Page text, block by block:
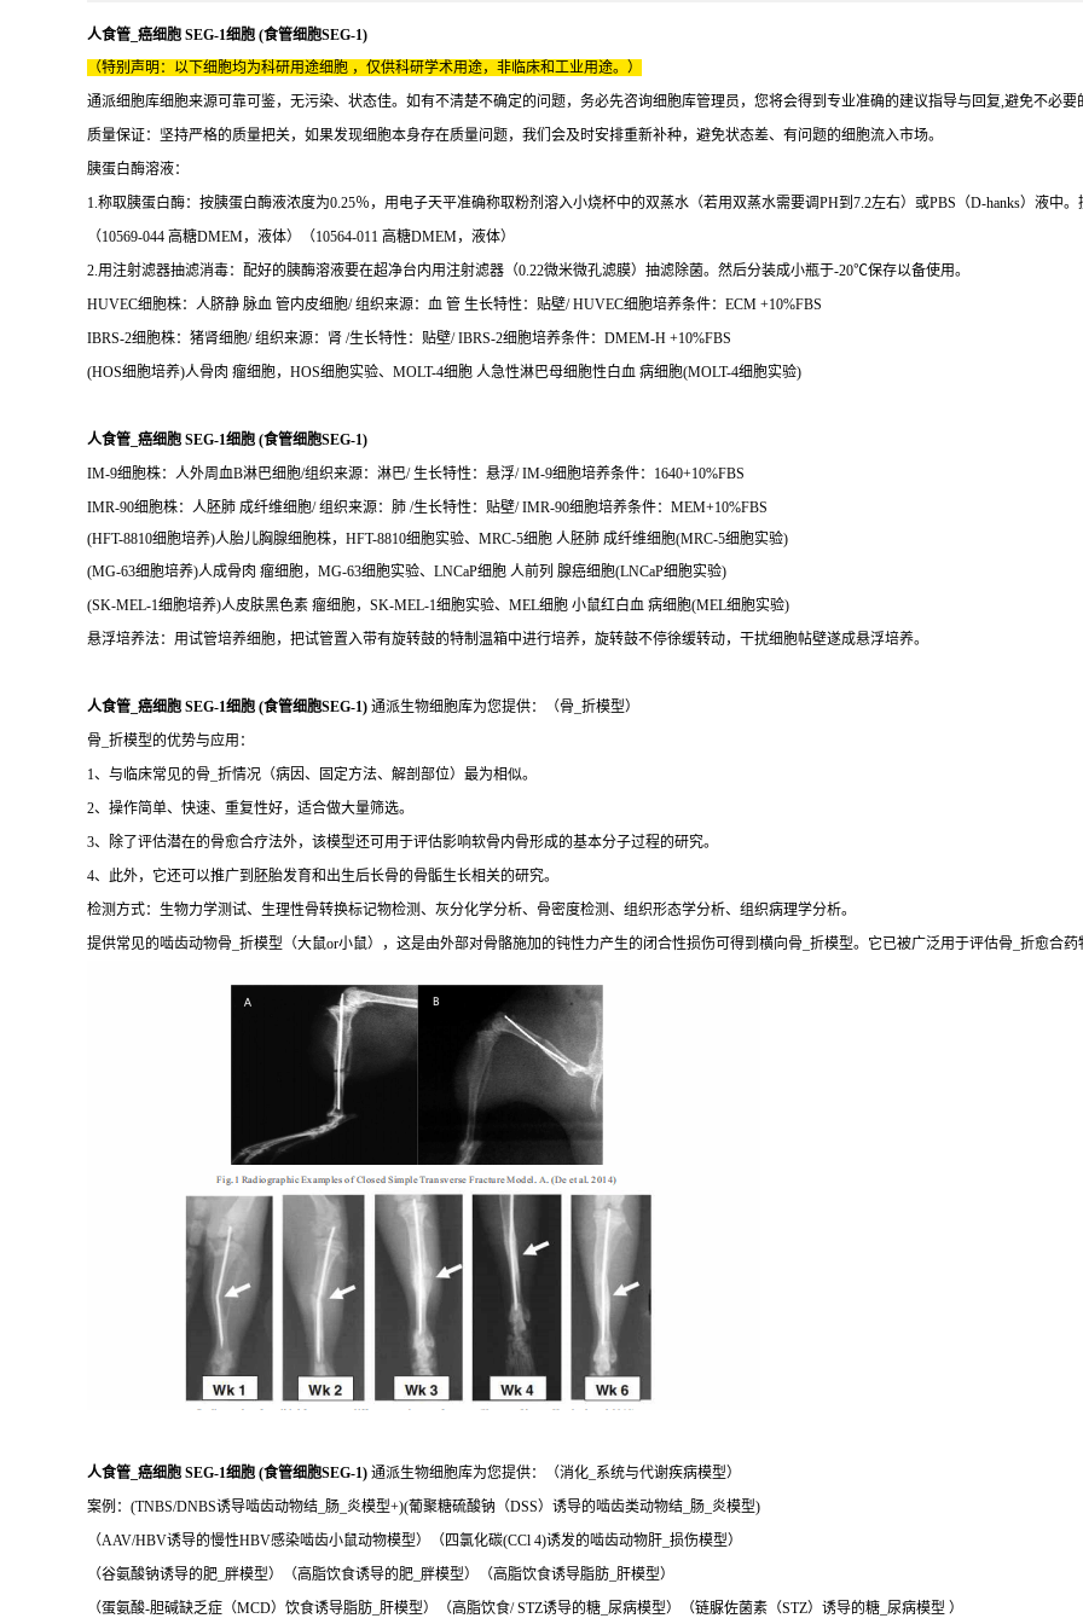
人食管_癌细胞 SEG-1细胞 (食管细胞SEG-1)
（特别声明：以下细胞均为科研用途细胞 ，仅供科研学术用途，非临床和工业用途。）
通派细胞库细胞来源可靠可鉴，无污染、状态佳。如有不清楚不确定的问题，务必先咨询细胞库管理员，您将会得到专业准确的建议指导与回复,避免不必要
质量保证：坚持严格的质量把关，如果发现细胞本身存在质量问题，我们会及时安排重新补种，避免状态差、有问题的细胞流入市场。
胰蛋白酶溶液：
1.称取胰蛋白酶：按胰蛋白酶液浓度为0.25％，用电子天平准确称取粉剂溶入小烧杯中的双蒸水（若用双蒸水需要调PH到7.2左右）或PBS（D-hanks）液中
（10569-044 高糖DMEM，液体）（10564-011 高糖DMEM，液体）
2.用注射滤器抽滤消毒：配好的胰酶溶液要在超净台内用注射滤器（0.22微米微孔滤膜）抽滤除菌。然后分装成小瓶于-20℃保存以备使用。
HUVEC细胞株：人脐静 脉血 管内皮细胞/ 组织来源：血 管 生长特性：贴壁/ HUVEC细胞培养条件：ECM +10%FBS
IBRS-2细胞株：猪肾细胞/ 组织来源：肾 /生长特性：贴壁/ IBRS-2细胞培养条件：DMEM-H +10%FBS
(HOS细胞培养)人骨肉 瘤细胞，HOS细胞实验、MOLT-4细胞 人急性淋巴母细胞性白血 病细胞(MOLT-4细胞实验)
人食管_癌细胞 SEG-1细胞 (食管细胞SEG-1)
IM-9细胞株：人外周血B淋巴细胞/组织来源：淋巴/ 生长特性：悬浮/ IM-9细胞培养条件：1640+10%FBS
IMR-90细胞株：人胚肺 成纤维细胞/ 组织来源：肺 /生长特性：贴壁/ IMR-90细胞培养条件：MEM+10%FBS
(HFT-8810细胞培养)人胎儿胸腺细胞株，HFT-8810细胞实验、MRC-5细胞 人胚肺 成纤维细胞(MRC-5细胞实验)
(MG-63细胞培养)人成骨肉 瘤细胞，MG-63细胞实验、LNCaP细胞 人前列 腺癌细胞(LNCaP细胞实验)
(SK-MEL-1细胞培养)人皮肤黑色素 瘤细胞，SK-MEL-1细胞实验、MEL细胞 小鼠红白血 病细胞(MEL细胞实验)
悬浮培养法：用试管培养细胞，把试管置入带有旋转鼓的特制温箱中进行培养，旋转鼓不停徐缓转动，干扰细胞帖壁遂成悬浮培养。
人食管_癌细胞 SEG-1细胞 (食管细胞SEG-1) 通派生物细胞库为您提供：（骨_折模型）
骨_折模型的优势与应用：
1、与临床常见的骨_折情况（病因、固定方法、解剖部位）最为相似。
2、操作简单、快速、重复性好，适合做大量筛选。
3、除了评估潜在的骨愈合疗法外，该模型还可用于评估影响软骨内骨形成的基本分子过程的研究。
4、此外，它还可以推广到胚胎发育和出生后长骨的骨骺生长相关的研究。
检测方式：生物力学测试、生理性骨转换标记物检测、灰分化学分析、骨密度检测、组织形态学分析、组织病理学分析。
提供常见的啮齿动物骨_折模型（大鼠or小鼠），这是由外部对骨骼施加的钝性力产生的闭合性损伤可得到横向骨_折模型。它已被广泛用于评估骨_折愈合药
人食管_癌细胞 SEG-1细胞 (食管细胞SEG-1) 通派生物细胞库为您提供：（消化_系统与代谢疾病模型）
案例：(TNBS/DNBS诱导啮齿动物结_肠_炎模型+)(葡聚糖硫酸钠（DSS）诱导的啮齿类动物结_肠_炎模型)
（AAV/HBV诱导的慢性HBV感染啮齿小鼠动物模型）（四氯化碳(CCl 4)诱发的啮齿动物肝_损伤模型）
（谷氨酸钠诱导的肥_胖模型）（高脂饮食诱导的肥_胖模型）（高脂饮食诱导脂肪_肝模型）
（蛋氨酸-胆碱缺乏症（MCD）饮食诱导脂肪_肝模型）（高脂饮食/ STZ诱导的糖_尿病模型）（链脲佐菌素（STZ）诱导的糖_尿病模型 ）